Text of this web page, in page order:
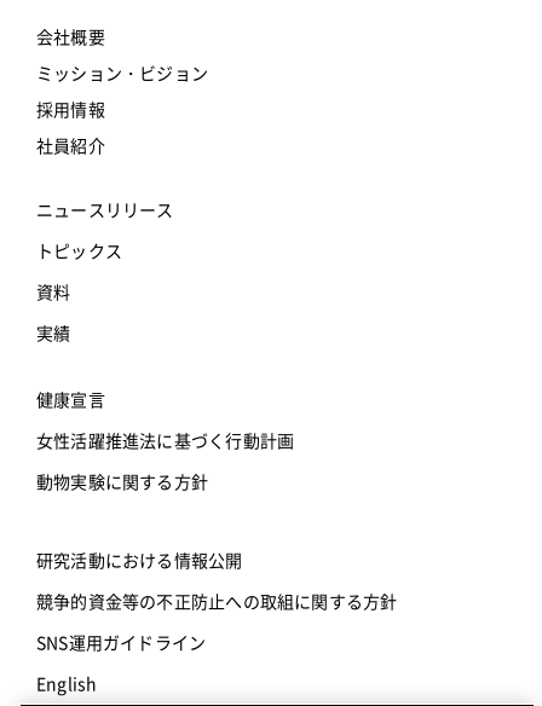
会社概要
ミッション・ビジョン
採用情報
社員紹介
ニュースリリース
トピックス
資料
実績
健康宣言
女性活躍推進法に基づく行動計画
動物実験に関する方針
研究活動における情報公開
競争的資金等の不正防止への取組に関する方針
SNS運用ガイドライン
English